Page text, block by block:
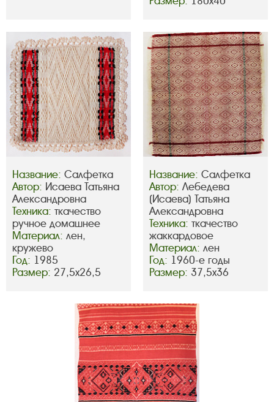
Название: Салфетка
Автор: Исаева Татьяна
Александровна
Техника: ткачество
ручное домашнее
Материал: лен,
кружево
Год: 1985
Размер: 27,5х26,5
Название: Салфетка
Автор: Лебедева
(Исаева) Татьяна
Александровна
Техника: ткачество
жаккардовое
Материал: лен
Год: 1960-е годы
Размер: 37,5х36